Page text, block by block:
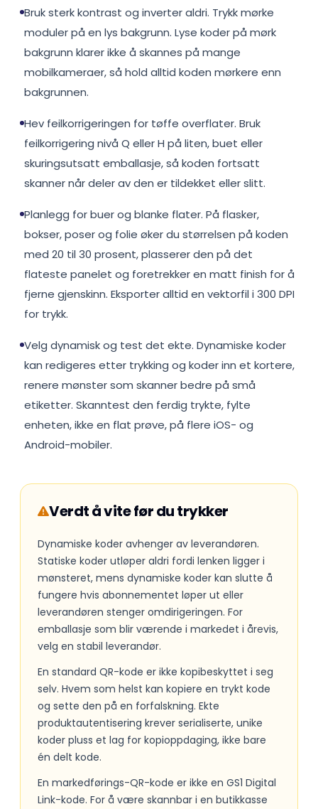
Bruk sterk kontrast og inverter aldri. Trykk mørke
moduler på en lys bakgrunn. Lyse koder på mørk
bakgrunn klarer ikke å skannes på mange
mobilkameraer, så hold alltid koden mørkere enn
bakgrunnen.
Hev feilkorrigeringen for tøffe overflater. Bruk
feilkorrigering nivå Q eller H på liten, buet eller
skuringsutsatt emballasje, så koden fortsatt
skanner når deler av den er tildekket eller slitt.
Planlegg for buer og blanke flater. På flasker,
bokser, poser og folie øker du størrelsen på koden
med 20 til 30 prosent, plasserer den på det
flateste panelet og foretrekker en matt finish for å
fjerne gjenskinn. Eksporter alltid en vektorfil i 300 DPI
for trykk.
Velg dynamisk og test det ekte. Dynamiske koder
kan redigeres etter trykking og koder inn et kortere,
renere mønster som skanner bedre på små
etiketter. Skanntest den ferdig trykte, fylte
enheten, ikke en flat prøve, på flere iOS- og
Android-mobiler.
Verdt å vite før du trykker
Dynamiske koder avhenger av leverandøren.
Statiske koder utløper aldri fordi lenken ligger i
mønsteret, mens dynamiske koder kan slutte å
fungere hvis abonnementet løper ut eller
leverandøren stenger omdirigeringen. For
emballasje som blir værende i markedet i årevis,
velg en stabil leverandør.
En standard QR-kode er ikke kopibeskyttet i seg
selv. Hvem som helst kan kopiere en trykt kode
og sette den på en forfalskning. Ekte
produktautentisering krever serialiserte, unike
koder pluss et lag for kopioppdaging, ikke bare
én delt kode.
En markedførings-QR-kode er ikke en GS1 Digital
Link-kode. For å være skannbar i en butikkasse